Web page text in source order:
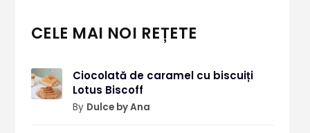
CELE MAI NOI REȚETE
Ciocolată de caramel cu biscuiți
Lotus Biscoff
By Dulce by Ana